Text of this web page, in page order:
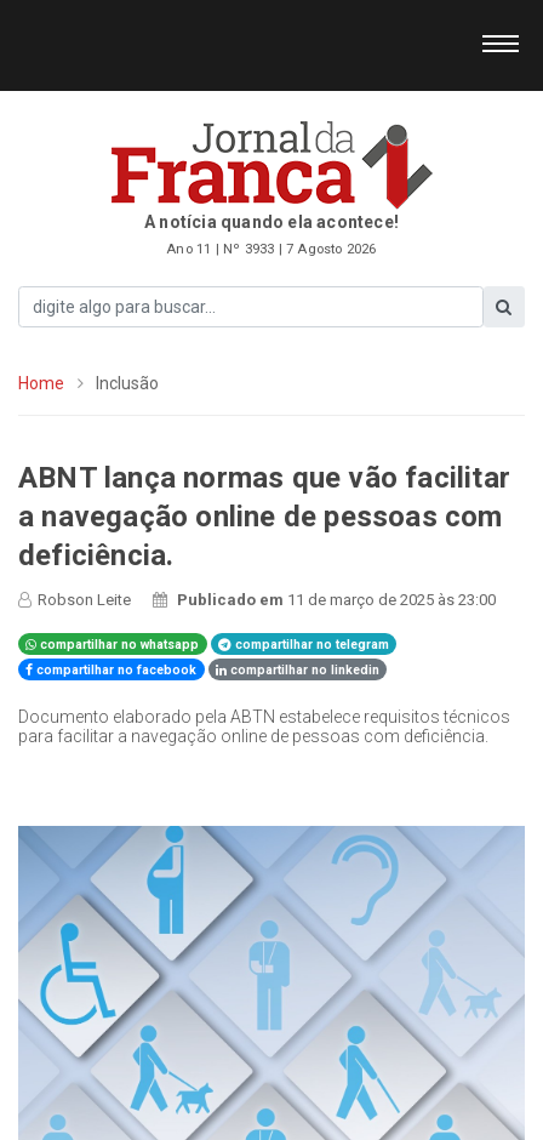
A notícia quando ela acontece!
Ano 11 | Nº 3933 | 7 Agosto 2026
Home Inclusão
ABNT lança normas que vão facilitar
a navegação online de pessoas com
deficiência.
Robson Leite Publicado em 11 de março de 2025 às 23:00
compartilhar no whatsapp
compartilhar no telegram
compartilhar no facebook
compartilhar no linkedin
Documento elaborado pela ABTN estabelece requisitos técnicos
para facilitar a navegação online de pessoas com deficiência.